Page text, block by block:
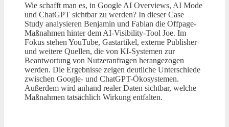
Wie schafft man es, in Google AI Overviews, AI Mode
und ChatGPT sichtbar zu werden? In dieser Case
Study analysieren Benjamin und Fabian die Offpage-
Maßnahmen hinter dem AI-Visibility-Tool Joe. Im
Fokus stehen YouTube, Gastartikel, externe Publisher
und weitere Quellen, die von KI-Systemen zur
Beantwortung von Nutzeranfragen herangezogen
werden. Die Ergebnisse zeigen deutliche Unterschiede
zwischen Google- und ChatGPT-Ökosystemen.
Außerdem wird anhand realer Daten sichtbar, welche
Maßnahmen tatsächlich Wirkung entfalten.